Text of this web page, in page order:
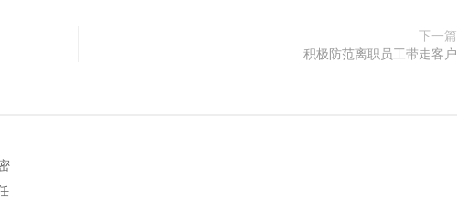
下一篇
积极防范离职员工带走客户